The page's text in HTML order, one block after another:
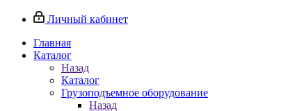
Личный кабинет
Главная
Каталог
Назад
Каталог
Грузоподъемное оборудование
Назад